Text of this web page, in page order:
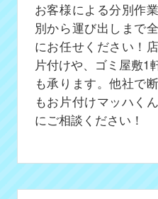
お客様による分別作
別から運び出しまで
にお任せください！
片付けや、ゴミ屋敷1
も承ります。他社で
もお片付けマッハく
にご相談ください！